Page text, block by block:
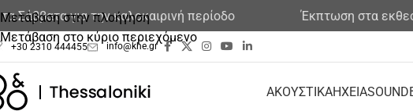
Μετάβαση στην πλοήγηση
Μετάβαση στο κύριο περιεχόμενο
για την καλοκαιρινή περίοδο Έκπτωση στα εκθεσιακά
+30 2310 444455 info@khe.gr
ΑΚΟΥΣΤΙΚΑΗΧΕΙΑ